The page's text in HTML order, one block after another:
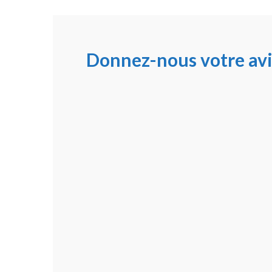
Donnez-nous votre